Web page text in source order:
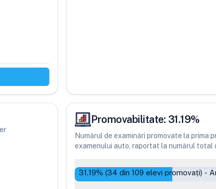
Promovabilitate: 31.19%
Numărul de examinări promovate la
examenului auto, raportat la numărul total
31.19% (34 din 109 elevi promovați) -